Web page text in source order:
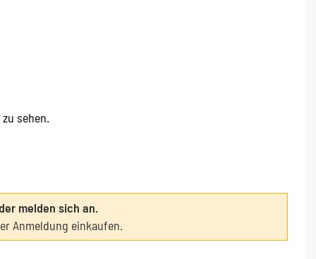
sehen.
melden sich an.
Anmeldung einkaufen.